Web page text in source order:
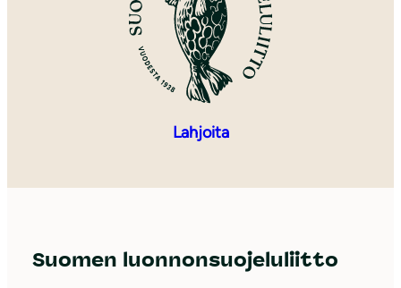
Lahjoita
Suomen luonnonsuojeluliitto